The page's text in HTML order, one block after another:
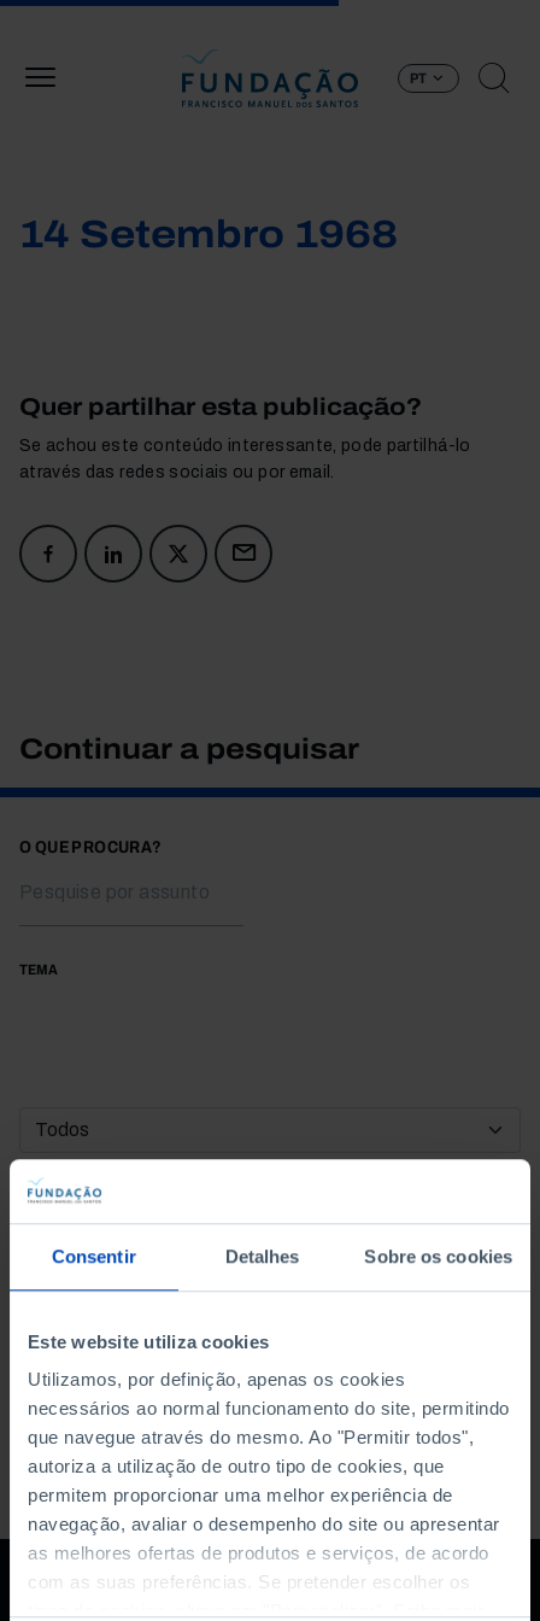
Consentir Detalhes Sobre os cookies
Este website utiliza cookies
Utilizamos, por definição, apenas os cookies
necessários ao normal funcionamento do site, permitindo
que navegue através do mesmo. Ao "Permitir todos",
autoriza a utilização de outro tipo de cookies, que
permitem proporcionar uma melhor experiência de
navegação, avaliar o desempenho do site ou apresentar
as melhores ofertas de produtos e serviços, de acordo
com as suas preferências. Se pretender escolher os
PT
14 Setembro 1968
Quer partilhar esta publicação?
Se achou este conteúdo interessante, pode partilhá-lo
através das redes sociais ou por email.
Continuar a pesquisar
O QUE PROCURA?
TEMA
DATA DE INÍCIO
DATA DE FIM